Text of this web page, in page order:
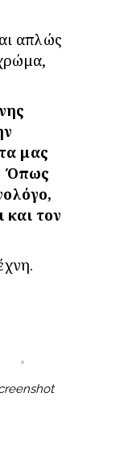
απλώς
μας
Όπως
και τον